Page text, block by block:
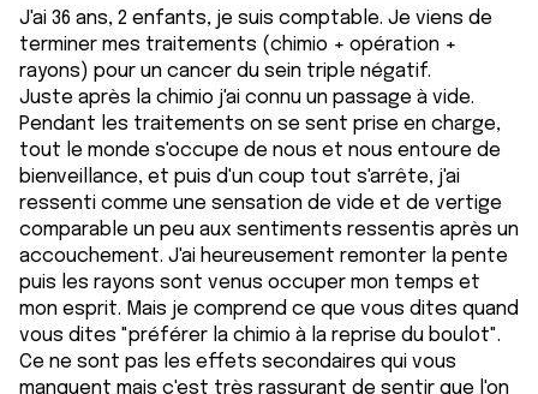
J'ai 36 ans, 2 enfants, je suis comptable. Je viens de
terminer mes traitements (chimio + opération +
rayons) pour un cancer du sein triple négatif.
Juste après la chimio j'ai connu un passage à vide.
Pendant les traitements on se sent prise en charge,
tout le monde s'occupe de nous et nous entoure de
bienveillance, et puis d'un coup tout s'arrête, j'ai
ressenti comme une sensation de vide et de vertige
comparable un peu aux sentiments ressentis après un
accouchement. J'ai heureusement remonter la pente
puis les rayons sont venus occuper mon temps et
mon esprit. Mais je comprend ce que vous dites quand
vous dites "préférer la chimio à la reprise du boulot".
Ce ne sont pas les effets secondaires qui vous
manquent mais c'est très rassurant de sentir que l'on